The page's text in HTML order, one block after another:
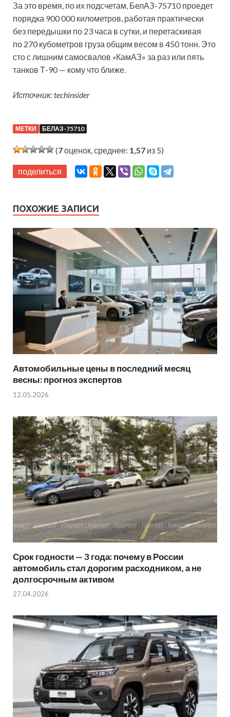
За это время, по их подсчетам, БелАЗ-75710 проедет
порядка 900 000 километров, работая практически
без передышки по 23 часа в сутки, и перетаскивая
по 270 кубометров груза общим весом в 450 тонн. Это
сто с лишним самосвалов «КамАЗ» за раз или пять
танков Т-90 — кому что ближе.
Источник: techinsider
МЕТКИ БЕЛАЗ-75710
(7оценок, среднее: 1,57 из 5)
поделиться
ПОХОЖИЕ ЗАПИСИ
Автомобильные цены в последний месяц
весны: прогноз экспертов
12.05.2026
Срок годности — 3 года: почему в России
автомобиль стал дорогим расходником, а не
долгосрочным активом
27.04.2026